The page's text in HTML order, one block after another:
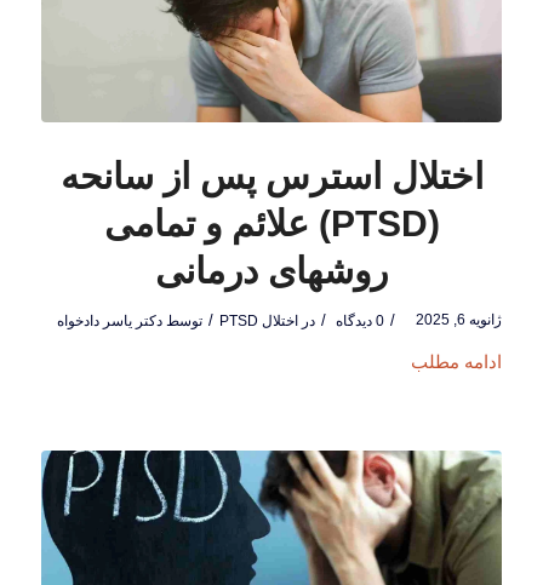
اختلال استرس پس از سانحه
(PTSD) علائم و تمامی
روشهای درمانی
ژانویه 6, 2025 / 0 دیدگاه / در اختلال PTSD / توسطدکتر یاسر دادخواه
ادامه مطلب